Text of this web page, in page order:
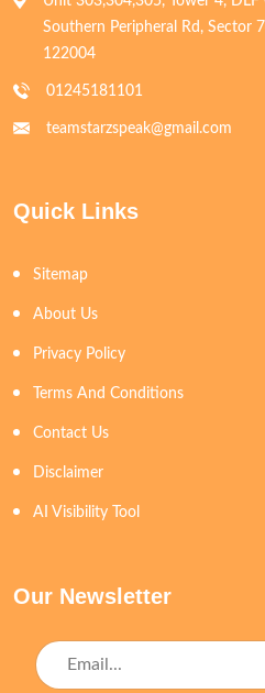
Southern Peripheral Rd, Sector
122004
01245181101
teamstarzspeak@gmail.com
Quick Links
Sitemap
About Us
Privacy Policy
Terms And Conditions
Contact Us
Disclaimer
AI Visibility Tool
Our Newsletter